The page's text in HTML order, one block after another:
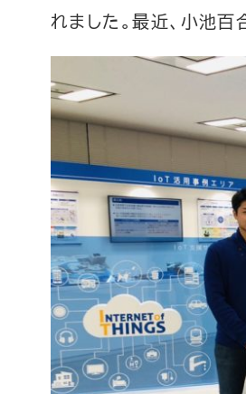
れました。最近、小池